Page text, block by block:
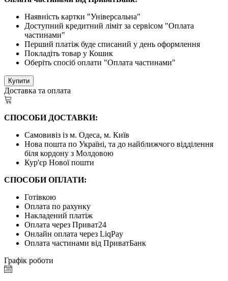
Наявність картки "Універсальна"
Доступний кредитний ліміт за сервісом "Оплата
частинами"
Перший платіж буде списаний у день оформлення
Покладіть товар у Кошик
Оберіть спосіб оплати "Оплата частинами"
Купити
Доставка та оплата
СПОСОБИ ДОСТАВКИ:
Самовивіз із м. Одеса, м. Київ
Нова пошта по Україні, та до найближчого відділення
біля кордону з Молдовою
Кур'єр Нової пошти
СПОСОБИ ОПЛАТИ:
Готівкою
Оплата по рахунку
Накладений платіж
Оплата через Приват24
Онлайн оплата через LiqPay
Оплата частинами від ПриватБанк
Графік роботи